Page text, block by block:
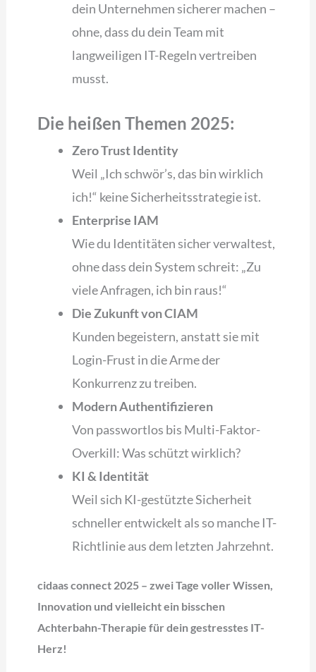
dein Unternehmen sicherer machen –
ohne, dass du dein Team mit
langweiligen IT-Regeln vertreiben
musst.
Die heißen Themen 2025:
Zero Trust Identity
Weil „Ich schwör’s, das bin wirklich
ich!“ keine Sicherheitsstrategie ist.
Enterprise IAM
Wie du Identitäten sicher verwaltest,
ohne dass dein System schreit: „Zu
viele Anfragen, ich bin raus!“
Die Zukunft von CIAM
Kunden begeistern, anstatt sie mit
Login-Frust in die Arme der
Konkurrenz zu treiben.
Modern Authentifizieren
Von passwortlos bis Multi-Faktor-
Overkill: Was schützt wirklich?
KI & Identität
Weil sich KI-gestützte Sicherheit
schneller entwickelt als so manche IT-
Richtlinie aus dem letzten Jahrzehnt.
cidaas connect 2025 – zwei Tage voller Wissen,
Innovation und vielleicht ein bisschen
Achterbahn-Therapie für dein gestresstes IT-
Herz!